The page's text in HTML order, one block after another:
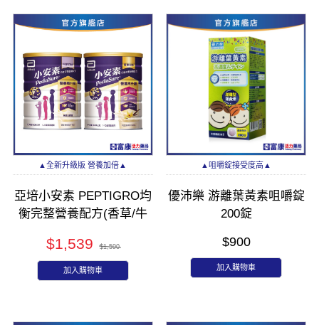
▲全新升級版 營養加倍▲
亞培小安素 PEPTIGRO均
衡完整營養配方(香草/牛
$1,539 $1,590
加入購物車
▲咀嚼錠接受度高▲
優沛樂 游離葉黃素咀嚼錠
200錠
$900
加入購物車